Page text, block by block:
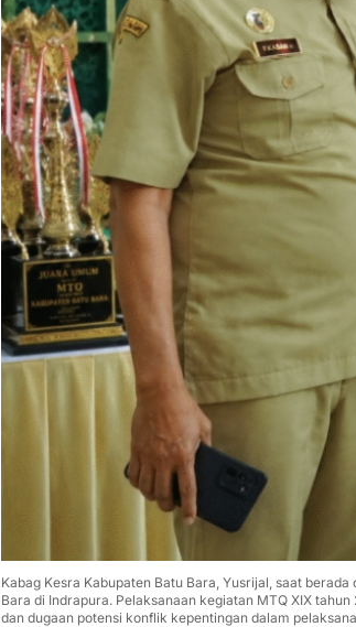
Kabag Kesra Kabupaten Batu Bara, Yusrijal, saat
Bara di Indrapura. Pelaksanaan kegiatan MTQ XIX
dan dugaan potensi konflik kepentingan dalam